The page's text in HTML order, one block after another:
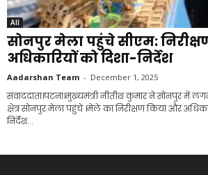
All
सोनपुर मेला पहुंचे सीएम:
अधिकारियों को दिशा-निर्देश
Aadarshan Team - December 1, 2025
संवाददाता।पटना।मुख्यमंत्री नीतीश कुमार ने सोनपुर में
क्षेत्र सोनपुर मेला पहुंचे ।मेले का निरीक्षण किया और
निर्देश...